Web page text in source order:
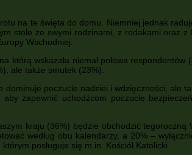
na te święta do domu. Niemniej jednak
stole ze swymi rodzinami, z rodakami oraz
Wschodniej.
wskazała niemal połowa
ale także smutek (23%).
poczucie nadziei i wdzięczności, ale
zapewnić uchodźcom poczucie
kraju (36%) będzie obchodzić tegoroczną
według obu kalendarzy, a 20% –
posługuje się m.in. Kościół Katolicki.